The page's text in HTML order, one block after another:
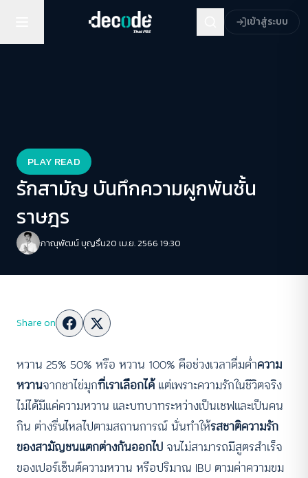
เข้าสู่ระบบ
PLAY READ
รักสามัญ บันทึกความผูกพันชั้น
ราษฎร
ภาณุพัฒน์ บุญรื่น20 เม.ย. 2566 19:30
Share on
หวาน 25% 50% หรือ หวาน 100% คือช่วงเวลาดื่มด่ำความ
หวานจากชาไข่มุกที่เราเลือกได้แต่เพราะความรักในชีวิตจริง
ไม่ได้มีแค่ความหวาน และบทบาทระหว่างเป็นเชฟและเป็นคน
กิน ต่างรื่นไหลไปตามสถานการณ์ นั่นทำให้รสชาติความรัก
ของสามัญชนแตกต่างกันออกไป จนไม่สามารถมีสูตรสำเร็จ
ของเปอร์เซ็นต์ความหวาน หรือปริมาณ IBU ตามค่าความขม